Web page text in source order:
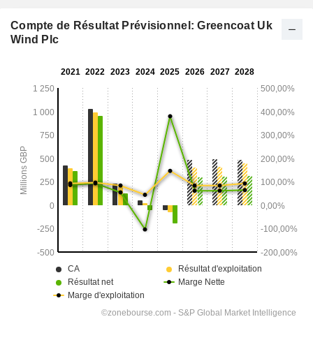
Compte de Résultat Prévisionnel: Greencoat Uk
Wind Plc